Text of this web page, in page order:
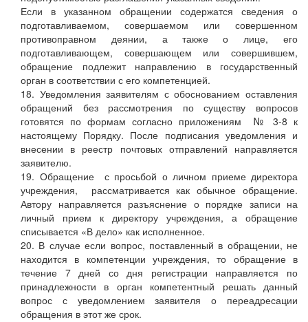
Если в указанном обращении содержатся сведения о
подготавливаемом, совершаемом или совершенном
противоправном деянии, а также о лице, его
подготавливающем, совершающем или совершившем,
обращение подлежит направлению в государственный
орган в соответствии с его компетенцией.
18. Уведомления заявителям с обоснованием оставления
обращений без рассмотрения по существу вопросов
готовятся по формам согласно приложениям № 3-8 к
настоящему Порядку. После подписания уведомления и
внесении в реестр почтовых отправлений направляется
заявителю.
19. Обращение с просьбой о личном приеме директора
учреждения, рассматривается как обычное обращение.
Автору направляется разъяснение о порядке записи на
личный прием к директору учреждения, а обращение
списывается «В дело» как исполненное.
20. В случае если вопрос, поставленный в обращении, не
находится в компетенции учреждения, то обращение в
течение 7 дней со дня регистрации направляется по
принадлежности в орган компетентный решать данный
вопрос с уведомлением заявителя о переадресации
обращения в этот же срок.